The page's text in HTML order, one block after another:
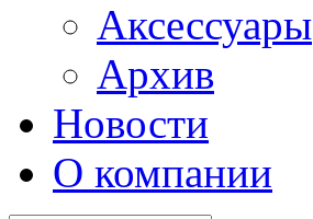
Аксессуары
Архив
Новости
О компании